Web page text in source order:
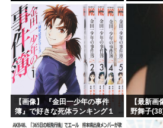
【画像】 『金田一少年の事件
簿』で好きな死体ランキング１
位がこちら！
【最新
野舞子
でも即ハ